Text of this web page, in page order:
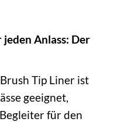
Anlass: Der
Tip Liner ist
geeignet,
für den